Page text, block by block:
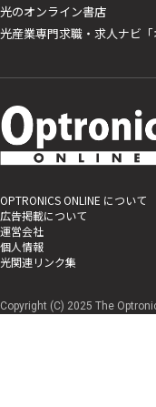
光のオンライン書店
光産業専門求職・求人ナビ「
OPTRONICS ONLINE について
広告掲載について
運営会社
個人情報
光関連リンク集
Copyright (C) 2025 The